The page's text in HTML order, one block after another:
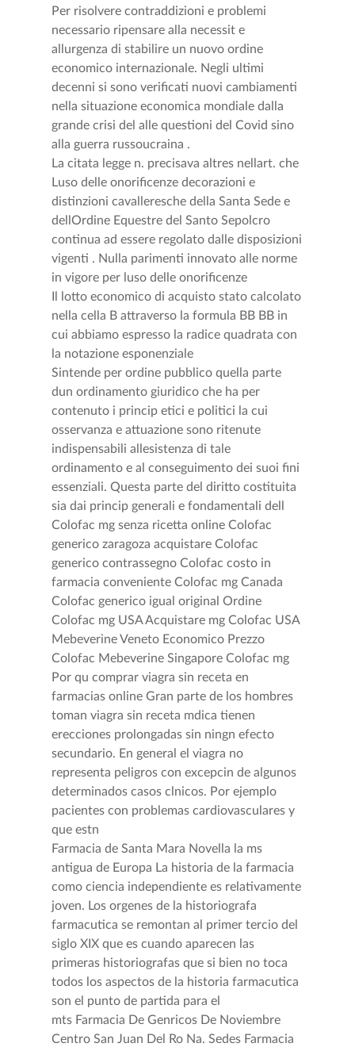
Per risolvere contraddizioni e problemi
necessario ripensare alla necessit e
allurgenza di stabilire un nuovo ordine
economico internazionale. Negli ultimi
decenni si sono verificati nuovi cambiamenti
nella situazione economica mondiale dalla
grande crisi del alle questioni del Covid sino
alla guerra russoucraina .
La citata legge n. precisava altres nellart. che
Luso delle onorificenze decorazioni e
distinzioni cavalleresche della Santa Sede e
dellOrdine Equestre del Santo Sepolcro
continua ad essere regolato dalle disposizioni
vigenti . Nulla parimenti innovato alle norme
in vigore per luso delle onorificenze
Il lotto economico di acquisto stato calcolato
nella cella B attraverso la formula BB BB in
cui abbiamo espresso la radice quadrata con
la notazione esponenziale
Sintende per ordine pubblico quella parte
dun ordinamento giuridico che ha per
contenuto i princip etici e politici la cui
osservanza e attuazione sono ritenute
indispensabili allesistenza di tale
ordinamento e al conseguimento dei suoi fini
essenziali. Questa parte del diritto costituita
sia dai princip generali e fondamentali dell
Colofac mg senza ricetta online Colofac
generico zaragoza acquistare Colofac
generico contrassegno Colofac costo in
farmacia conveniente Colofac mg Canada
Colofac generico igual original Ordine
Colofac mg USA Acquistare mg Colofac USA
Mebeverine Veneto Economico Prezzo
Colofac Mebeverine Singapore Colofac mg
Por qu comprar viagra sin receta en
farmacias online Gran parte de los hombres
toman viagra sin receta mdica tienen
erecciones prolongadas sin ningn efecto
secundario. En general el viagra no
representa peligros con excepcin de algunos
determinados casos clnicos. Por ejemplo
pacientes con problemas cardiovasculares y
que estn
Farmacia de Santa Mara Novella la ms
antigua de Europa La historia de la farmacia
como ciencia independiente es relativamente
joven. Los orgenes de la historiografa
farmacutica se remontan al primer tercio del
siglo XIX que es cuando aparecen las
primeras historiografas que si bien no toca
todos los aspectos de la historia farmacutica
son el punto de partida para el
mts Farmacia De Genricos De Noviembre
Centro San Juan Del Ro Na. Sedes Farmacia